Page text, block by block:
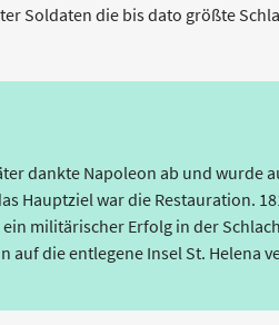
Soldaten die bis dato größte
dankte Napoleon ab und wurde
Hauptziel war die Restauration.
militärischer Erfolg in der
die entlegene Insel St. Helena